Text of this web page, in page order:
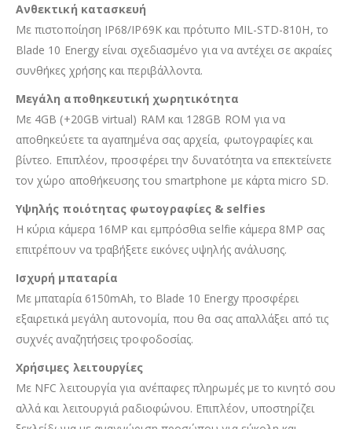
Ανθεκτική κατασκευή
Με πιστοποίηση IP68/IP69K και πρότυπο MIL-STD-810H, το
Blade 10 Energy είναι σχεδιασμένο για να αντέχει σε ακραίες
συνθήκες χρήσης και περιβάλλοντα.
Μεγάλη αποθηκευτική χωρητικότητα
Με 4GB (+20GB virtual) RAM και 128GB ROM για να
αποθηκεύετε τα αγαπημένα σας αρχεία, φωτογραφίες και
βίντεο. Επιπλέον, προσφέρει την δυνατότητα να επεκτείνετε
τον χώρο αποθήκευσης του smartphone με κάρτα micro SD.
Υψηλής ποιότητας φωτογραφίες & selfies
Η κύρια κάμερα 16MP και εμπρόσθια selfie κάμερα 8MP σας
επιτρέπουν να τραβήξετε εικόνες υψηλής ανάλυσης.
Ισχυρή μπαταρία
Με μπαταρία 6150mAh, το Blade 10 Energy προσφέρει
εξαιρετικά μεγάλη αυτονομία, που θα σας απαλλάξει από τις
συχνές αναζητήσεις τροφοδοσίας.
Χρήσιμες λειτουργίες
Με NFC λειτουργία για ανέπαφες πληρωμές με το κινητό σου
αλλά και λειτουργιά ραδιοφώνου. Επιπλέον, υποστηρίζει